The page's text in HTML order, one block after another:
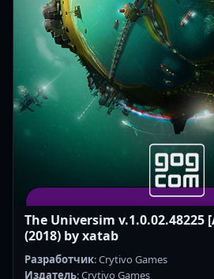
The Universim v.1.0.02.48225
(2018) by xatab
Разработчик: Crytivo Games
Издатель: Crytivo Games